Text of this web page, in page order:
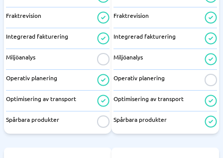
Fraktrevision
Integrerad fakturering
Miljöanalys
Operativ planering
Optimisering av transport
Spårbara produkter
Fraktrevision
Integrerad fakturering
Miljöanalys
Operativ planering
Optimisering av transport
Spårbara produkter